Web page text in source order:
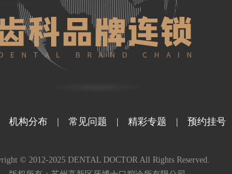
机构分布 | 常见问题 | 精彩专题 | 预约挂号
© 2012-2025 DENTAL DOCTOR All Rights Reserved.